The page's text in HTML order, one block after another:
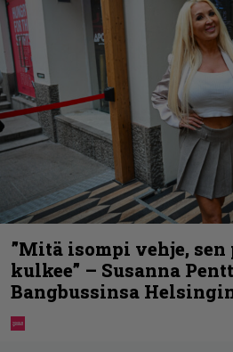
”Mitä isompi vehje, sen
kulkee” – Susanna
Bangbussinsa